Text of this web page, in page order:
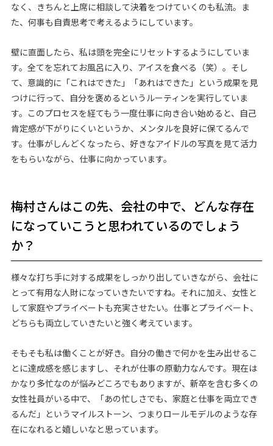
なく、きちんと上席に相談して決着をつけていくのも私流。ま
た、何事も自責思考で考えるようにしています。
壁に直面したら、私は頭を完全にリセットするようにしていま
す。全てを忘れてお風呂に入り、アイスを食べる（笑）。そし
て、意識的に「これはできた」「あれはできた」という成果を見
つけに行って、自分を褒めるというルーティンを実行していま
す。このプロセスを経てもう一度仕事に向き合い始めると、自己
肯定感が下がりにくいというか、メンタルを良好に保てるんで
す。仕事がしんどくなったら、好きなアイドルの写真を見て活力
をもらいながら、仕事に向かっています。
梅村さんはこの先、会社の中で、どんな存在
になっていこうと思われているのでしょう
か？
様々な打ち手に対する成果をしっかり出していきながら、会社に
とって有用な人財になっていきたいですね。それに加え、女性と
して家庭やプライベートも充実させたい。仕事とプライベート、
どちらも両立していきたいと強く考えています。
そもそも私は働くことが好き。自分の働きで何かを生み出せるこ
とに達成感を感じますし、それが仕事の原動力なんです。現在は
かなり多忙なのが悩みどころでもありますが、新卒を含む多くの
女性社員がいる中で、「あの忙しさでも、家庭と仕事を両立でき
るんだ」というマイルストーン、つまりロールモデルのような存
在になれると嬉しいなと思っています。